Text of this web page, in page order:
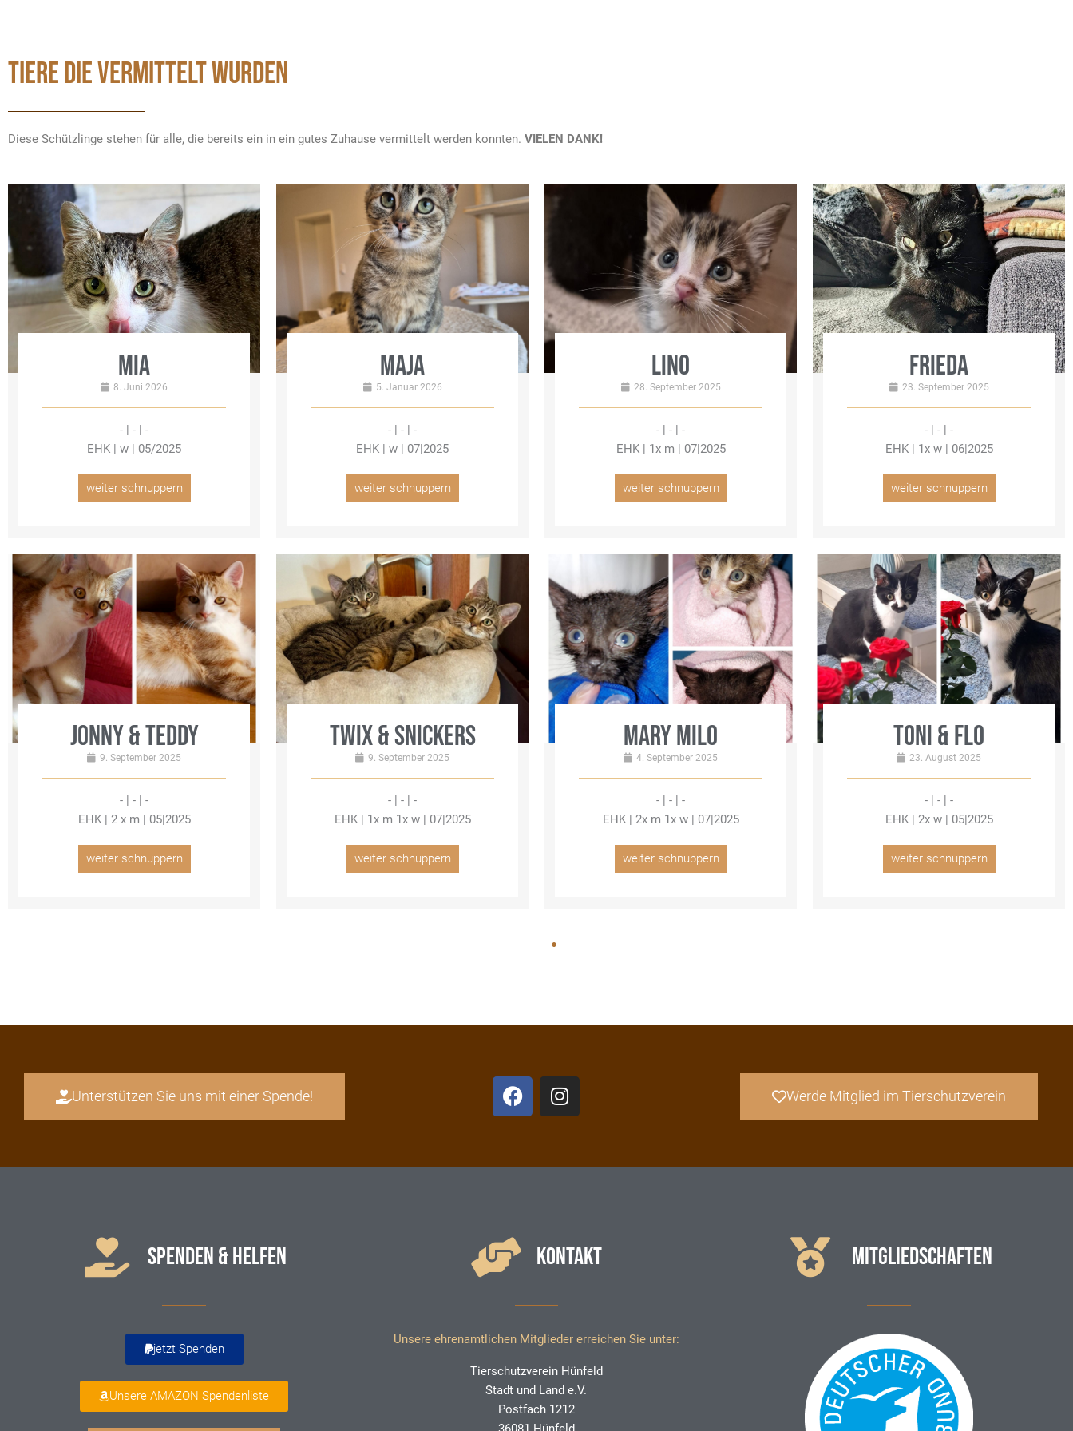
TIERE DIE VERMITTELT WURDEN
Diese Schützlinge stehen für alle, die bereits ein in ein gutes Zuhause vermittelt werden konnten. VIELEN DANK!
MIA
8. Juni 2026
- | - | -
EHK | w | 05/2025
weiter schnuppern
MAJA
5. Januar 2026
- | - | -
EHK | w | 07|2025
weiter schnuppern
LINO
28. September 2025
- | - | -
EHK | 1x m | 07|2025
weiter schnuppern
FRIEDA
23. September 2025
- | - | -
EHK | 1x w | 06|2025
weiter schnuppern
JONNY & TEDDY
9. September 2025
- | - | -
EHK | 2 x m | 05|2025
weiter schnuppern
TWIX & SNICKERS
9. September 2025
- | - | -
EHK | 1x m 1x w | 07|2025
weiter schnuppern
MARY MILO
4. September 2025
- | - | -
EHK | 2x m 1x w | 07|2025
weiter schnuppern
TONI & FLO
23. August 2025
- | - | -
EHK | 2x w | 05|2025
weiter schnuppern
Unterstützen Sie uns mit einer Spende!
F
a
b
I
n
a
m
Werde Mitglied im Tierschutzverein
SPENDEN & HELFEN
jetzt Spenden
Unsere AMAZON Spendenliste
KONTAKT
Unsere ehrenamtlichen Mitglieder erreichen Sie unter:
Tierschutzverein Hünfeld
Stadt und Land e.V.
Postfach 1212
MITGLIEDSCHAFTEN